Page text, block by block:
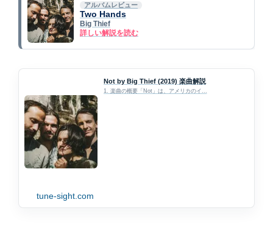
アルバムレビュー
Two Hands
Big Thief
詳しい解説を読む
Not by Big Thief (2019) 楽曲解説
1. 楽曲の概要「Not」は、アメリカのイ...
tune-sight.com